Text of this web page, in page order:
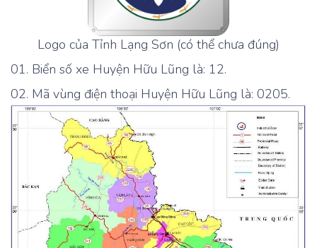
Logo của Tỉnh Lạng Sơn (có thể chưa đúng)
Biển số xe Huyện Hữu Lũng là: 12.
Mã vùng điện thoại Huyện Hữu Lũng là: 0205.